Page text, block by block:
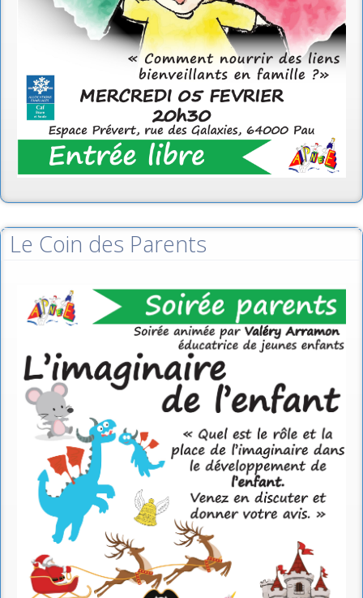
Le Coin des Parents